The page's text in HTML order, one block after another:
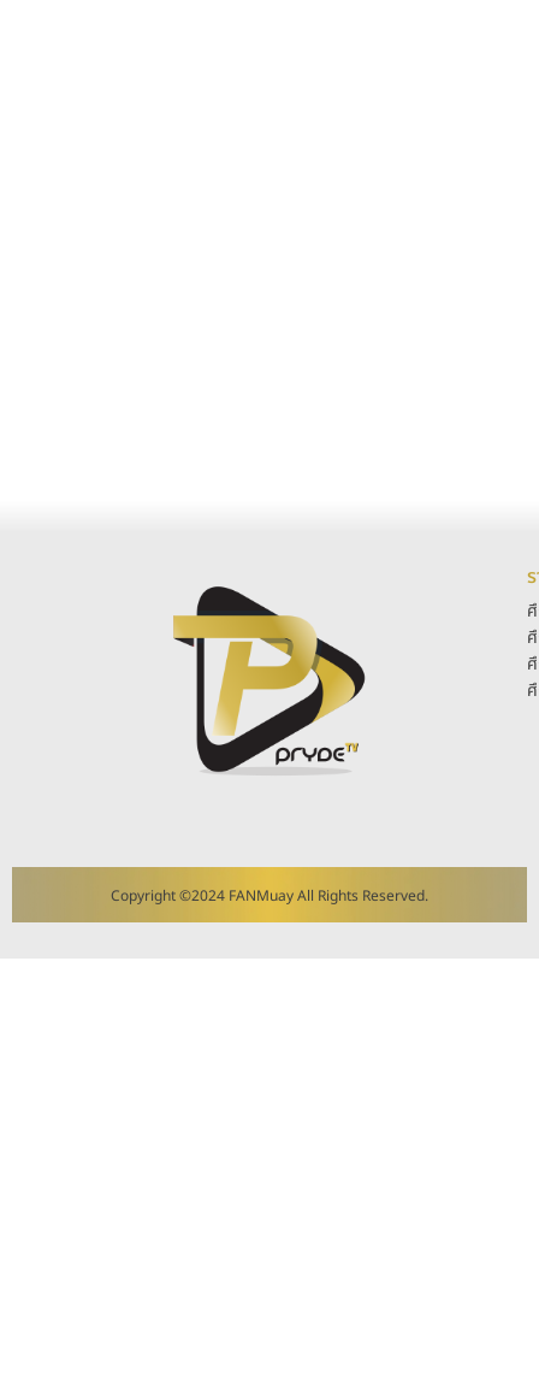
Copyright ©2024 FANMuay All Rights Reserved.